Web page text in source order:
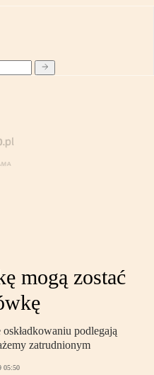
mogą zostać
podlegają
zatrudnionym
05:50